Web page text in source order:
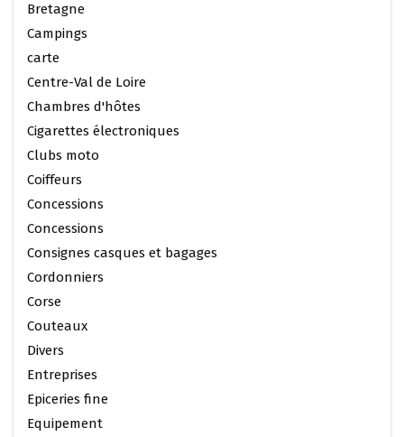
Bretagne
Campings
carte
Centre-Val de Loire
Chambres d'hôtes
Cigarettes électroniques
Clubs moto
Coiffeurs
Concessions
Concessions
Consignes casques et bagages
Cordonniers
Corse
Couteaux
Divers
Entreprises
Epiceries fine
Equipement